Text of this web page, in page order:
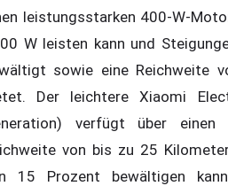
leistungsstarken 400-W-
W leisten kann und
sowie eine Reichweite
Der leichtere Xiaomi
verfügt über einen
von bis zu 25
15 Prozent bewältigen